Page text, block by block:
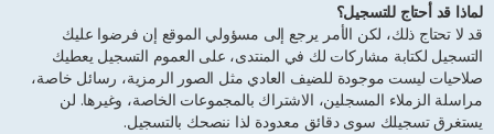
لماذا قد أحتاج للتسجيل؟
قد لا تحتاج ذلك، لكن الأمر يرجع إلى مسؤولي الموقع إن فرضوا عليك
التسجيل لكتابة مشاركات لك في المنتدى، على العموم التسجيل يعطيك
صلاحيات ليست موجودة للضيف العادي مثل الصور الرمزية، رسائل خاصة،
مراسلة الزملاء المسجلين، الاشتراك بالمجموعات الخاصة، وغيرها. لن
يستغرق تسجيلك سوى دقائق معدودة لذا ننصحك بالتسجيل.